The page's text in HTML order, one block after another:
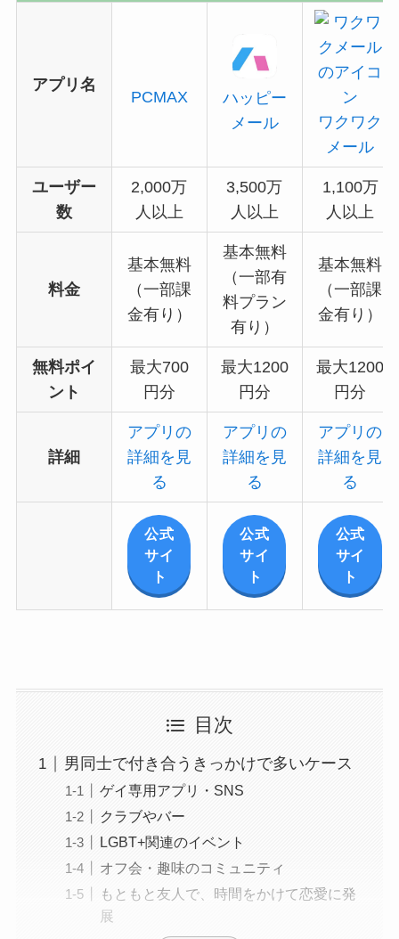
アプリ名
PCMAX
ハッピー
メール
ワクワク
メール
ユーザー
数
2,000万
人以上
3,500万
人以上
1,100万
人以上
料金
基本無料
（一部課
金有り）
基本無料
（一部有
料プラン
有り）
基本無料
（一部課
金有り）
無料ポイ
ント
最大700
円分
最大1200
円分
最大1200
円分
詳細
アプリの
詳細を見
る
アプリの
詳細を見
る
アプリの
詳細を見
る
公式
サイ
ト
公式
サイ
ト
公式
サイ
ト
目次
男同士で付き合うきっかけで多いケース
ゲイ専用アプリ・SNS
クラブやバー
LGBT+関連のイベント
オフ会・趣味のコミュニティ
もともと友人で、時間をかけて恋愛に発
展